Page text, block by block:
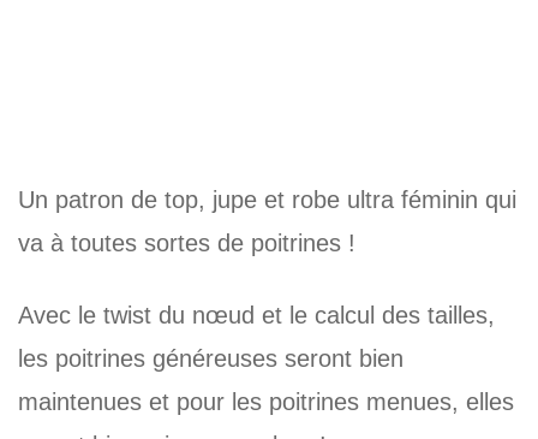
Un patron de top, jupe et robe ultra féminin qui
va à toutes sortes de poitrines !
Avec le twist du nœud et le calcul des tailles,
les poitrines généreuses seront bien
maintenues et pour les poitrines menues, elles